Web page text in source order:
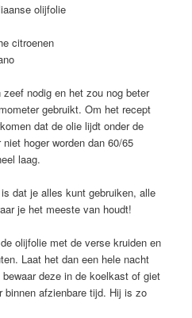
olijfolie
citroenen
nodig en het zou nog beter
gebruikt. Om het recept
dat de olie lijdt onder de
hoger worden dan 60/65
laag.
dat je alles kunt gebruiken, alle
je het meeste van houdt!
olijfolie met de verse kruiden en
Laat het dan een hele nacht
deze in de koelkast of giet
binnen afzienbare tijd. Hij is zo